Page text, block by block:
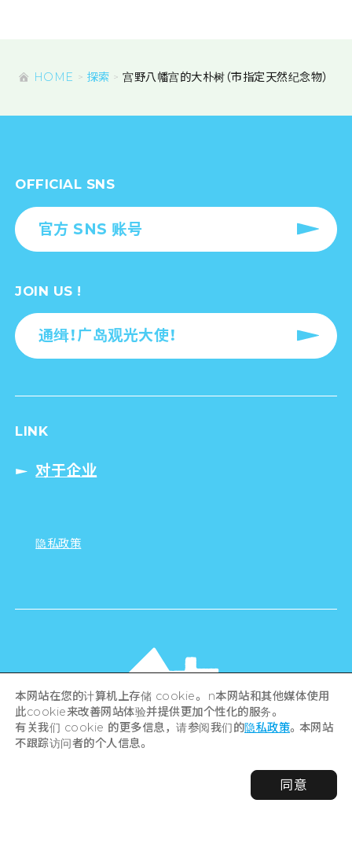
HOME 探索 宫野八幡宫的大朴树（市指定天然纪念物）
OFFICIAL SNS
官方 SNS 账号
JOIN US !
通缉！广岛观光大使！
LINK
对于企业
隐私政策
©Hiroshima Tourism Association /
Hiroshima Prefecture / Hiroshima City .
本网站在您的计算机上存储 cookie。 n本网站和其他媒体使用
此cookie来改善网站体验并提供更加个性化的服务。
有关我们 cookie 的更多信息，请参阅我们的隐私政策。本网站
不跟踪访问者的个人信息。
同意